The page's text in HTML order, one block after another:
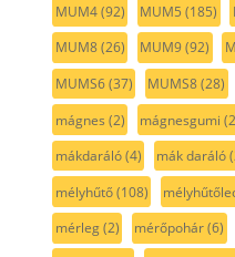
MUM4(92) MUM5 (185)
MUM8(26) MUM9(92)
MUMS6(37) MUMS8(28)
mágnes (2) mágnesgumi
mákdaráló(4) mák daráló
mélyhűtő(108)
mérleg(2) mérőpohár(6)